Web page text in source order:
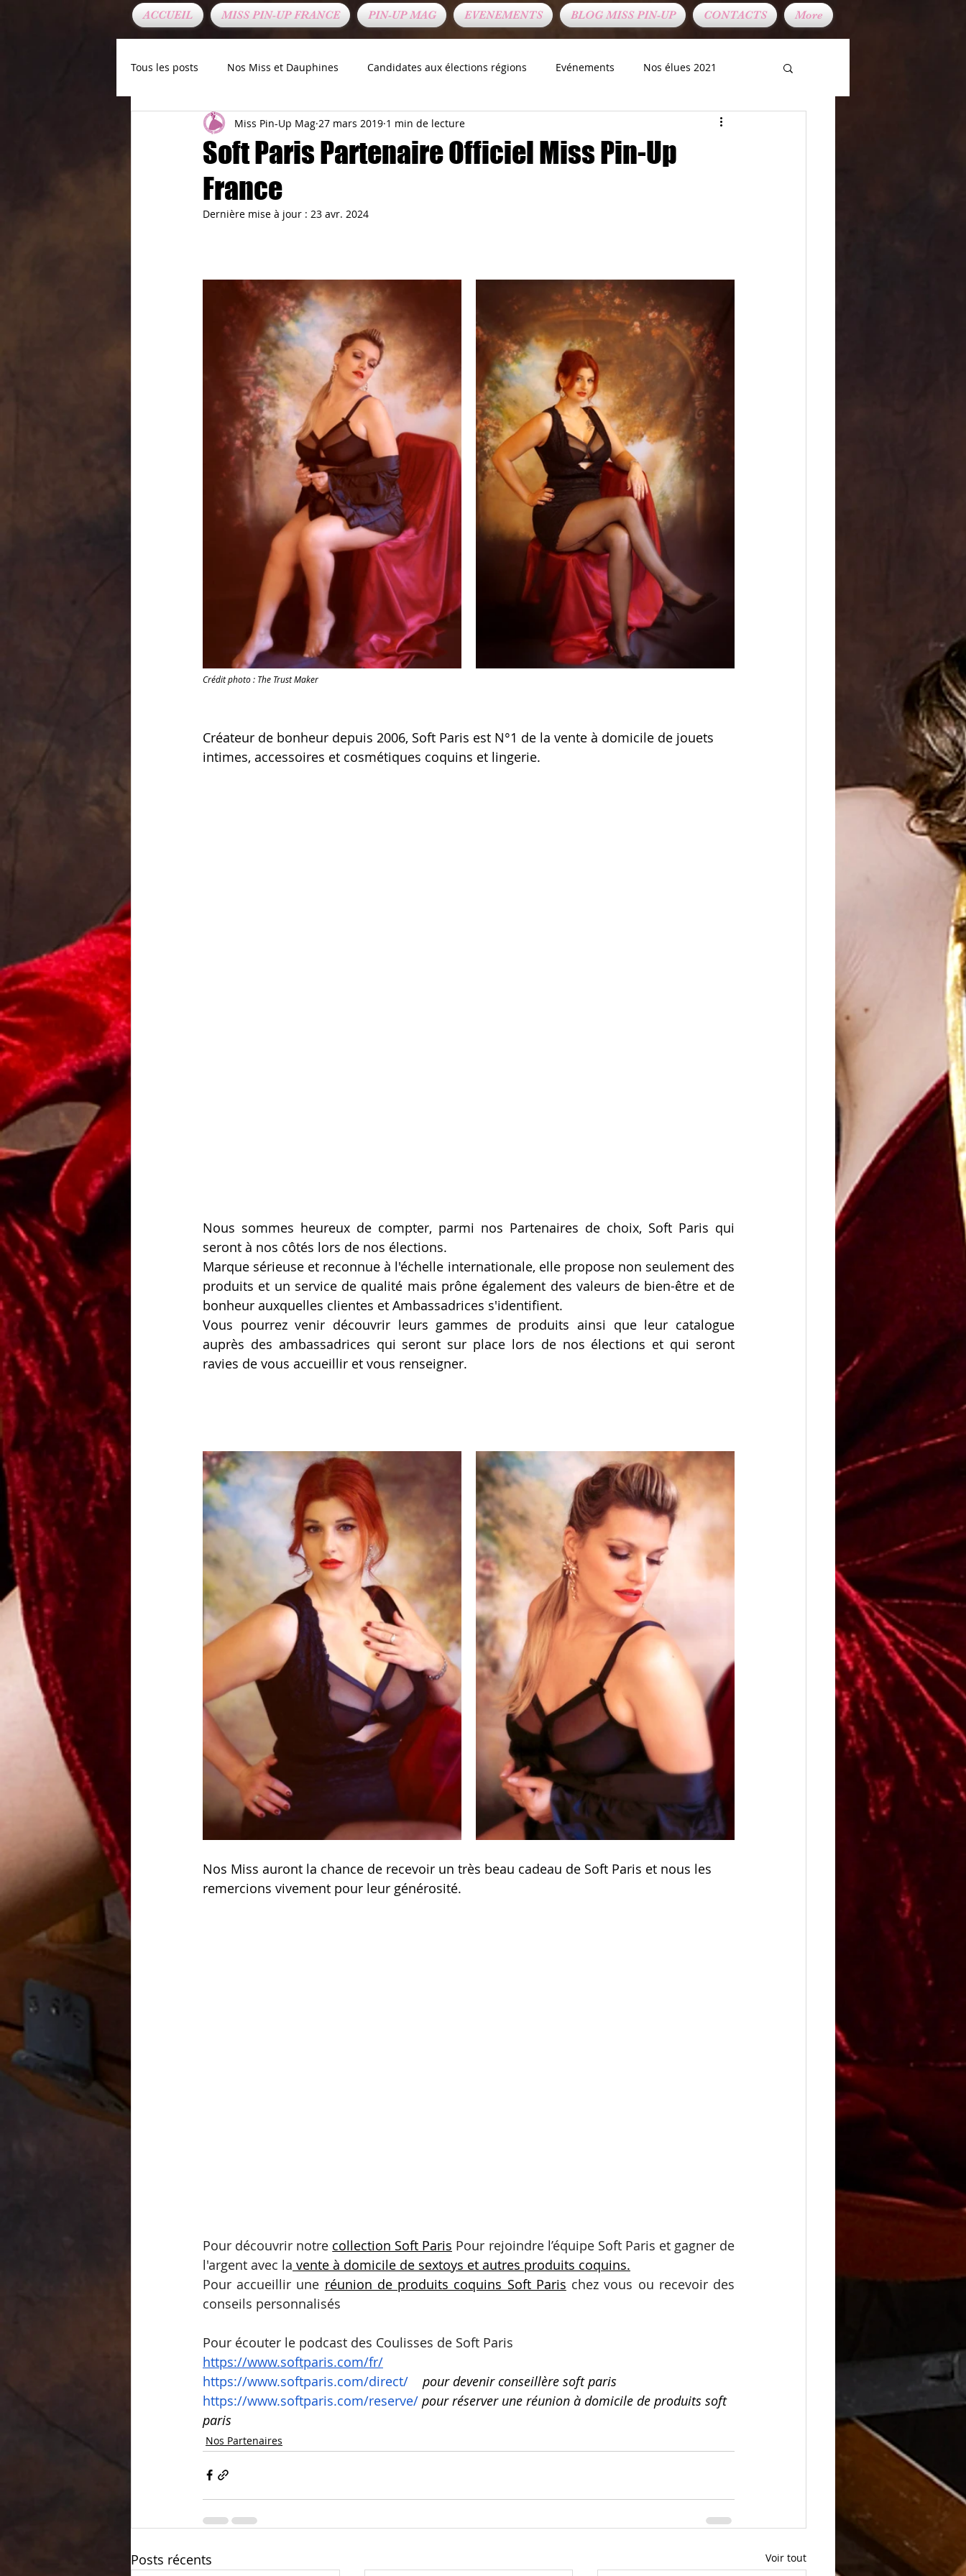
ACCUEIL MISS PIN-UP FRANCE PIN-UP MAG EVENEMENTS BLOG MISS PIN-UP CONTACTS More
Tous les posts Nos Miss et Dauphines Candidates aux élections régions Evénements Nos élues 2021
Chroniques de nos Elues Nos Partenaires Autre
Soft Paris Partenaire Officiel Miss Pin-Up
France
Miss Pin-Up Mag 27 mars 2019 1 min de lecture
Dernière mise à jour : 23 avr. 2024
Crédit photo : The Trust Maker
Créateur de bonheur depuis 2006, Soft Paris est N°1 de la vente à domicile de jouets
intimes, accessoires et cosmétiques coquins et lingerie.
Nous sommes heureux de compter, parmi nos Partenaires de choix, Soft Paris qui
seront à nos côtés lors de nos élections.
Marque sérieuse et reconnue à l'échelle internationale, elle propose non seulement des
produits et un service de qualité mais prône également des valeurs de bien-être et de
bonheur auxquelles clientes et Ambassadrices s'identifient.
Vous pourrez venir découvrir leurs gammes de produits ainsi que leur catalogue
auprès des ambassadrices qui seront sur place lors de nos élections et qui seront
ravies de vous accueillir et vous renseigner.
Nos Miss auront la chance de recevoir un très beau cadeau de Soft Paris et nous les
remercions vivement pour leur générosité.
Pour découvrir notre collection Soft Paris Pour rejoindre l’équipe Soft Paris et gagner de
l'argent avec la vente à domicile de sextoys et autres produits coquins.
Pour accueillir une réunion de produits coquins Soft Paris chez vous ou recevoir des
conseils personnalisés
Pour écouter le podcast des Coulisses de Soft Paris
https://www.softparis.com/fr/
https://www.softparis.com/direct/
pour devenir conseillère soft paris
https://www.softparis.com/reserve/ pour réserver une réunion à domicile de produits soft
paris
Nos Partenaires
Posts récents Voir tout